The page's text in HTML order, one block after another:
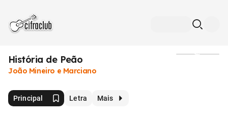
História de Peão
João Mineiro e Marciano
Principal Letra Mais